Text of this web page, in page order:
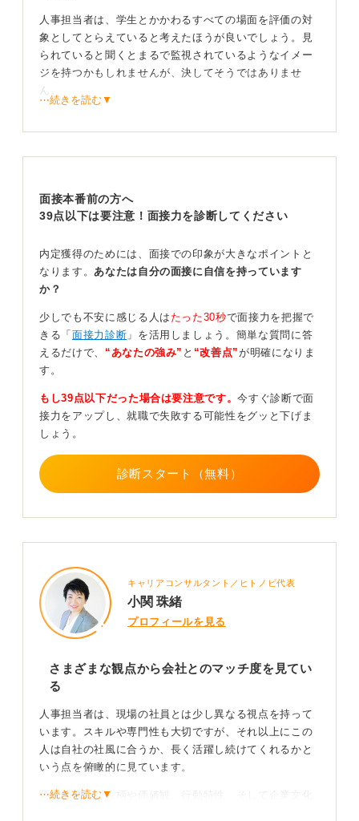
人事担当者は、学生とかかわるすべての場面を評価の対
象としてとらえていると考えたほうが良いでしょう。見
られていると聞くとまるで監視されているようなイメー
ジを持つかもしれませんが、決してそうではありませ
ん。
を形作る全体的な印象を含めて、一人の人物として判断
ですが、それだけで合否を判断しているわけではないと
いう点を、ぜひ頭に入れておいてください。
象を持たれたとしても、その後に別の部分で良い印象を
残せれば、挽回することは十分に可能です。
一貫して自分らしくいることが合格の秘訣
評価のバランスを意識しながら、最後まで諦めずに自分
自身を表現し続けることが、選考を勝ち抜くためのベス
トな選択となります。
現場の社員が特定の仕事を自分たちと一緒にこなせるか
という実務に近い視点で見るのに対し、人事担当者は会
社全体に合うかという視点で学生を見ています。
人事担当者は特定の業務スキルだけでなく、将来性や人
いう点に、現場との大きな違いがあります。
自分がどのように見られているかを、振る舞いや言動を
実な対応を心掛けることが何より重要です。
0
⋯続きを読む▼
面接本番前の方へ
39点以下は要注意！面接力を診断してください
内定獲得のためには、面接での印象が大きなポイントと
なります。 あなたは自分の面接に自信を持っています
か？
少しでも不安に感じる人は たった30秒で面接力を把握で
きる「 面接力診断 」を活用しましょう。簡単な質問に答
えるだけで、 “あなたの強み” と “改善点”が明確になりま
す。
もし39点以下だった場合は要注意です。今すぐ診断で面
接力をアップし、就職で失敗する可能性をグッと下げま
しょう。
診断スタート（無料）
キャリアコンサルタント／ヒトノビ代表
小関 珠緒
プロフィールを見る
さまざまな観点から会社とのマッチ度を見てい
る
人事担当者は、現場の社員とは少し異なる視点を持って
います。スキルや専門性も大切ですが、それ以上にこの
人は自社の社風に合うか、長く活躍し続けてくれるかと
いう点を俯瞰的に見ています。
具体的には、人柄や価値観、行動特性、そして企業文化
⋯続きを読む▼